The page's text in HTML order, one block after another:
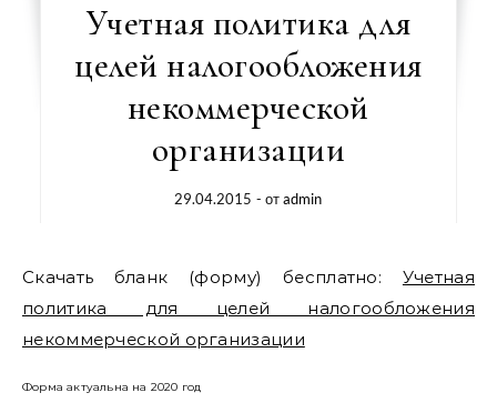
Учетная политика для
целей налогообложения
некоммерческой
организации
29.04.2015 - отadmin
Скачать бланк (форму) бесплатно: Учетная
политика для целей налогообложения
некоммерческой организации
Форма актуальна на 2020 год